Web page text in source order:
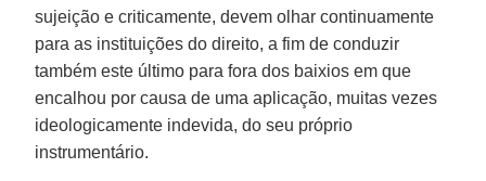
sujeição e criticamente, devem olhar continuamente
para as instituições do direito, a fim de conduzir
também este último para fora dos baixios em que
encalhou por causa de uma aplicação, muitas vezes
ideologicamente indevida, do seu próprio
instrumentário.